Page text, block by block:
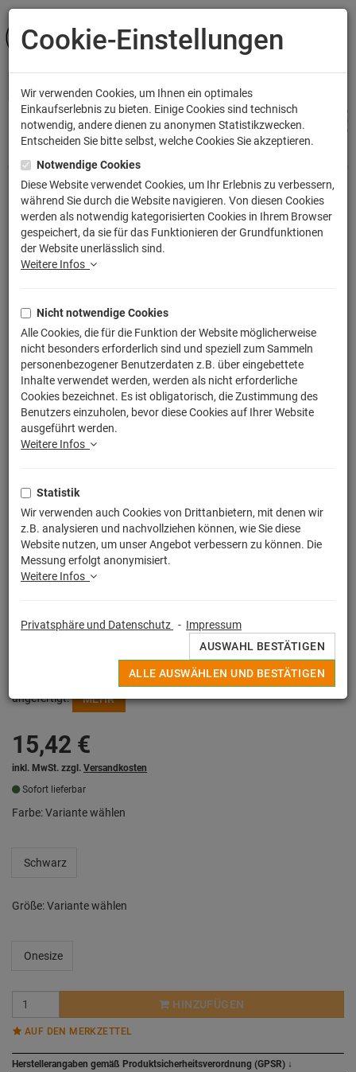
ANMELDEN
Toretto Garage Sportbeutel 
bedruckter Turnbeutel mit Kordeln
Artikelnummer: TLM1633TX
Egal ob witziger Spruch, buntes Motiv oder Lizensierter Print, alle
Deine originellen Sportbeutel werden in Deutschland unter strengen
Qualitätskontrollen hochwertig im Sieb - / Digitaldruckverfahren
angefertigt.
MEHR
15,42 €
inkl. MwSt. zzgl. Versandkosten
Sofort lieferbar
Farbe:Variante wählen
Schwarz
Größe:Variante wählen
Onesize
HINZUFÜGEN
AUF DEN MERKZETTEL
Herstellerangaben gemäß Produktsicherheitsverordnung (GPSR) ↓
Cookie-Einstellungen
Wir verwenden Cookies, um Ihnen ein optimales
Einkaufserlebnis zu bieten. Einige Cookies sind technisch
notwendig, andere dienen zu anonymen Statistikzwecken.
Entscheiden Sie bitte selbst, welche Cookies Sie akzeptieren.
Notwendige Cookies
Diese Website verwendet Cookies, um Ihr Erlebnis zu verbessern,
während Sie durch die Website navigieren. Von diesen Cookies
werden als notwendig kategorisierten Cookies in Ihrem Browser
gespeichert, da sie für das Funktionieren der Grundfunktionen
der Website unerlässlich sind.
Weitere Infos
Nicht notwendige Cookies
Alle Cookies, die für die Funktion der Website möglicherweise
nicht besonders erforderlich sind und speziell zum Sammeln
personenbezogener Benutzerdaten z.B. über eingebettete
Inhalte verwendet werden, werden als nicht erforderliche
Cookies bezeichnet. Es ist obligatorisch, die Zustimmung des
Benutzers einzuholen, bevor diese Cookies auf Ihrer Website
ausgeführt werden.
Weitere Infos
Statistik
Wir verwenden auch Cookies von Drittanbietern, mit denen wir
z.B. analysieren und nachvollziehen können, wie Sie diese
Website nutzen, um unser Angebot verbessern zu können. Die
Messung erfolgt anonymisiert.
Weitere Infos
Privatsphäre und Datenschutz - Impressum
AUSWAHL BESTÄTIGEN
ALLE AUSWÄHLEN UND BESTÄTIGEN